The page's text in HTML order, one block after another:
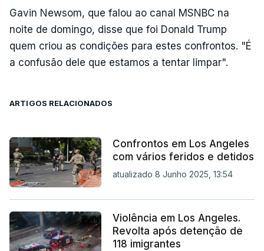
Gavin Newsom, que falou ao canal MSNBC na
noite de domingo, disse que foi Donald Trump
quem criou as condições para estes confrontos. "É
a confusão dele que estamos a tentar limpar".
ARTIGOS RELACIONADOS
Confrontos em Los Angeles
com vários feridos e detidos
atualizado 8 Junho 2025, 13:54
Violência em Los Angeles.
Revolta após detenção de
118 imigrantes